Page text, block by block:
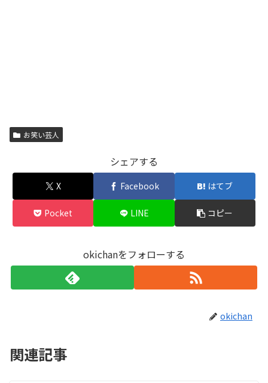
お笑い芸人
シェアする
X Facebook はてブ
Pocket LINE コピー
okichanをフォローする
okichan
関連記事